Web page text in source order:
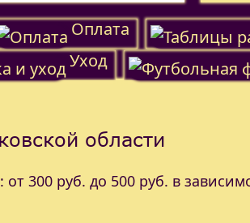
Оплата
Уход
области
300 руб. до 500 руб. в